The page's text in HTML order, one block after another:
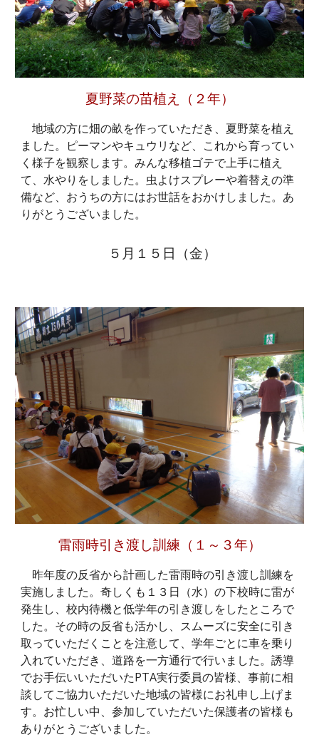
夏野菜の苗植え（２年）
地域の方に畑の畝を作っていただき、夏野菜を植え
ました。ピーマンやキュウリなど、これから育ってい
く様子を観察します。みんな移植ゴテで上手に植え
て、水やりをしました。虫よけスプレーや着替えの準
備など、おうちの方にはお世話をおかけしました。あ
りがとうございました。
５月 １５ 日（金）
雷雨時引き渡し訓練 （ １～３年）
昨年度の反省から計画した雷雨時の引き渡し訓練を
実施しました。奇しくも１３日（水）の下校時に雷が
発生し、校内待機と低学年の引き渡しをしたところで
した。その時の反省も活かし、スムーズに安全に引き
取っていただくことを注意して、学年ごとに車を乗り
入れていただき、道路を一方通行で行いました。誘導
でお手伝いいただいたPTA実行委員の皆様、事前に相
談してご協力いただいた地域の皆様にお礼申し上げま
す。お忙しい中、参加していただいた保護者の皆様も
ありがとうございました。